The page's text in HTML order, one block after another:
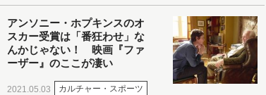
アンソニー・ホプキンスのオ
スカー受賞は「番狂わせ」な
んかじゃない！ 映画『ファ
ーザー』のここが凄い
2021.05.03 カルチャー・スポーツ